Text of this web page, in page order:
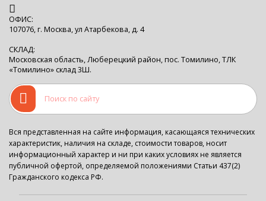
ОФИС:
107076, г. Москва, ул Атарбекова, д. 4
СКЛАД:
Московская область, Люберецкий район, пос. Томилино, ТЛК
«Томилино» склад 3Ш.
Вся представленная на сайте информация, касающаяся технических
характеристик, наличия на складе, стоимости товаров, носит
информационный характер и ни при каких условиях не является
публичной офертой, определяемой положениями Статьи 437(2)
Гражданского кодекса РФ.